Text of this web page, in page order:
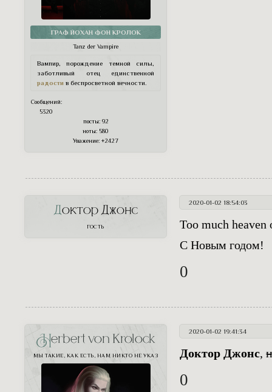
ГРАФ ЙОХАН ФОН КРОЛОК
Tanz der Vampire
Вампир, порождение темной силы,
заботливый отец единственной
радости в беспросветной вечности.
Сообщений:
5320
посты:92
ноты: 580
Уважение: +2427
2020-01-02 18:54:03
Доктор Джонс
ГОСТЬ
Too much heaven
С Новым годом!
0
2020-01-02 19:41:34
Herbert von Krolock
МЫ ТАКИЕ, КАК ЕСТЬ, НАМ НИКТО НЕ УКАЗ Доктор Джонс,
0